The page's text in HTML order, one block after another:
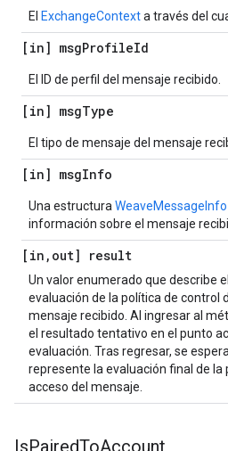
El ExchangeContexta través del
[in] msgProfileId
El ID de perfil del mensaje recibido.
[in] msgType
El tipo de mensaje del mensaje
[in] msgInfo
Una estructura WeaveMessageInfo
información sobre el mensaje
[in , out] result
Un valor enumerado que describe
evaluación de la política de control
mensaje recibido. Al ingresar al
el resultado tentativo en el punto
evaluación. Tras regresar, se
represente la evaluación final de la
acceso del mensaje.
IsPairedToAccount